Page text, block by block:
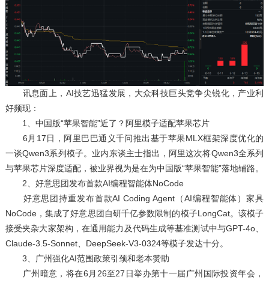
讯息面上，AI技艺迅猛发展，大众科技巨头竞争尖锐化，产业利
好频现：
1、中国版“苹果智能”近了？阿里模子适配苹果芯片
6月17日，阿里巴巴通义千问推出基于苹果MLX框架深度优化的
一谈Qwen3系列模子。业内东谈主士指出，阿里这次将Qwen3全系列
与苹果芯片深度适配，被业界视为是在为中国版“苹果智能”落地铺路。
2、好意思团发布首款AI编程智能体NoCode
好意思团持重发布首款AI Coding Agent（AI编程智能体）家具
NoCode，集成了好意思团自研千亿参数限制的模子LongCat。该模子
接受夹杂大家架构，在通用能力及代码生成等基准测试中与GPT-4o、
Claude-3.5-Sonnet、DeepSeek-V3-0324等模子发达十分。
3、广州强化AI范围政策引颈和老本赞助
广州暗意，将在6月26至27日举办第十一届广州国际投资年会，